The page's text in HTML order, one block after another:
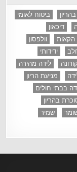
ביטוח לאומי
דיכאון
הקאות
וולפסון
ידידותי
לידה מהירה
מניעת הריון
בבתי חולים
בהריון
שמיר